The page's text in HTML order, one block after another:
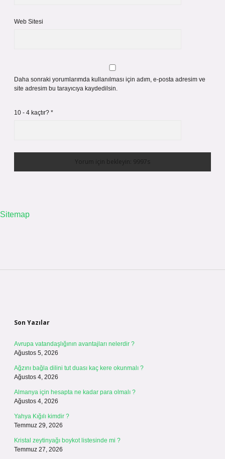
Web Sitesi
Daha sonraki yorumlarımda kullanılması için adım, e-posta adresim ve
site adresim bu tarayıcıya kaydedilsin.
10 - 4 kaçtır? *
Sitemap
Son Yazılar
Avrupa vatandaşlığının avantajları nelerdir ?
Ağustos 5, 2026
Ağzını bağla dilini tut duası kaç kere okunmalı ?
Ağustos 4, 2026
Almanya için hesapta ne kadar para olmalı ?
Ağustos 4, 2026
Yahya Kığılı kimdir ?
Temmuz 29, 2026
Kristal zeytinyağı boykot listesinde mi ?
Temmuz 27, 2026